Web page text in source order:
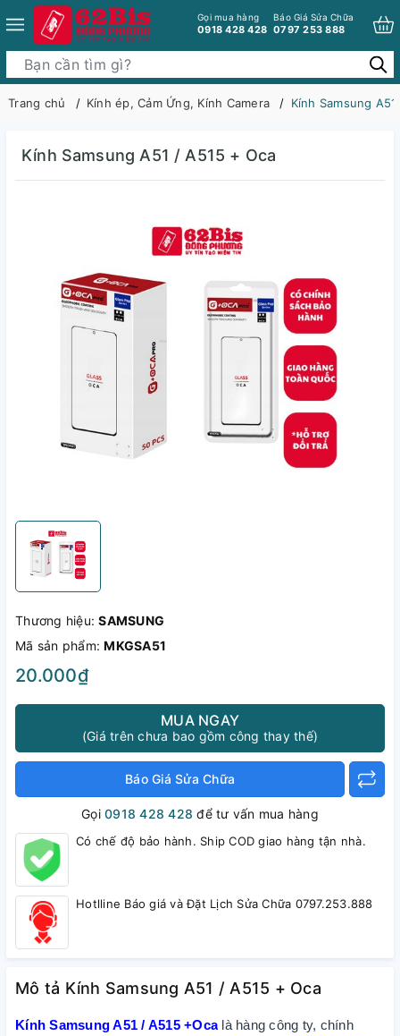
Gọi mua hàng
0918 428 428
Báo Giá Sửa Chữa
0797 253 888
Trang chủ Kính ép, Cảm Ứng, Kính Camera Kính Samsung
Kính Samsung A51 / A515 + Oca
Thương hiệu:SAMSUNG
Mã sản phẩm:MKGSA51
20.000₫
MUA NGAY
(Giá trên chưa bao gồm công thay thế)
Báo Giá Sửa Chữa
Gọi0918 428 428 để tư vấn mua hàng
Có chế độ bảo hành. Ship COD giao hàng tận nhà.
Hotlline Báo giá và Đặt Lịch Sửa Chữa 0797.253.888
Mô tả Kính Samsung A51 / A515 + Oca
Kính Samsung A51 / A515 +Oca là hàng công ty, chính